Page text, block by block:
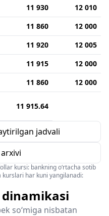
11 930
12 010
11 860
12 000
11 920
12 005
11 915
12 000
11 860
12 000
11 915.64
jadvali
kursi: bankning o‘rtacha sotib
kurslari har kuni yangilanadi:
so‘miga nisbatan